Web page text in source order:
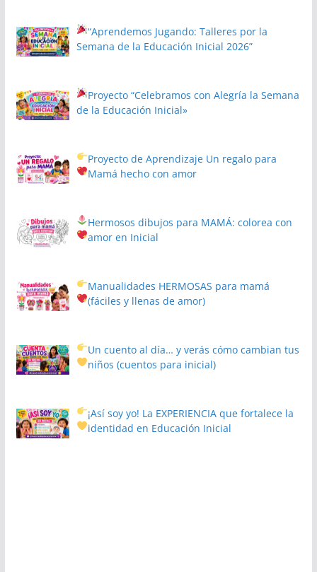
“Aprendemos Jugando: Talleres por la
Semana de la Educación Inicial 2026”
Proyecto“Celebramos con Alegría la Semana
de la Educación Inicial»
Proyecto de Aprendizaje Un regalo para
Mamá hecho con amor
Hermosos dibujos para MAMÁ: colorea con
amor en Inicial
Manualidades HERMOSAS para mamá
(fáciles y llenas de amor)
Un cuento al día… y verás cómo cambian tus
niños(cuentos para inicial)
¡Así soy yo! La EXPERIENCIA que fortalece la
identidad en Educación Inicial